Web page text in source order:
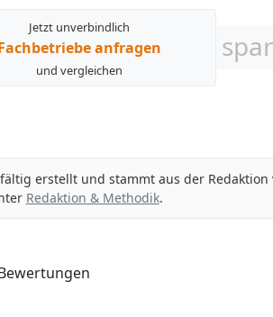
Jetzt unverbindlich
anfragen
und vergleichen
erstellt und stammt aus der Redaktion
Redaktion & Methodik.